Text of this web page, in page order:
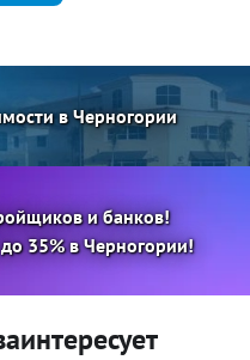
в Черногории
и банков!
35% в Черногории!